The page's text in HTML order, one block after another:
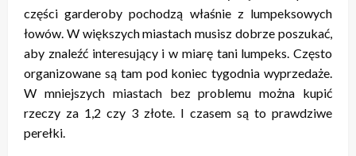
części garderoby pochodzą właśnie z lumpeksowych
łowów. W większych miastach musisz dobrze poszukać,
aby znaleźć interesujący i w miarę tani lumpeks. Często
organizowane są tam pod koniec tygodnia wyprzedaże.
W mniejszych miastach bez problemu można kupić
rzeczy za 1,2 czy 3 złote. I czasem są to prawdziwe
perełki.